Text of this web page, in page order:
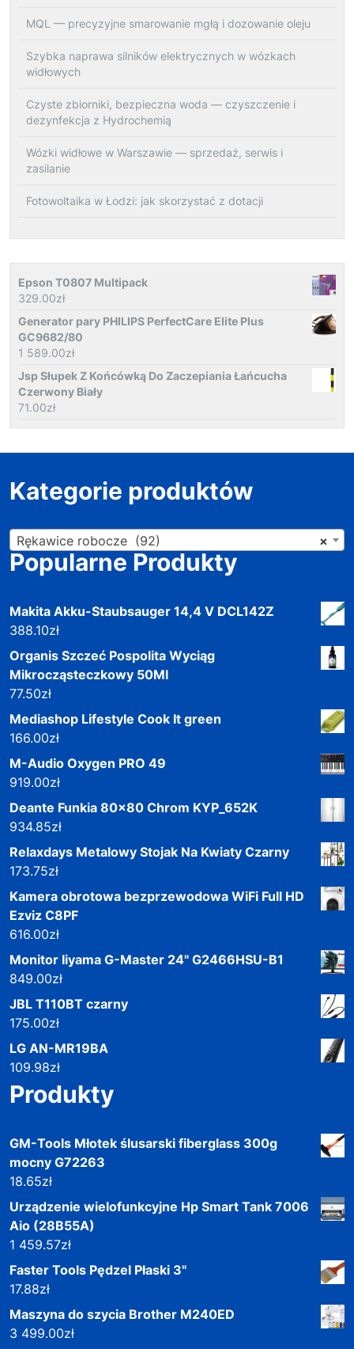
MQL — precyzyjne smarowanie mgłą i dozowanie oleju
Szybka naprawa silników elektrycznych w wózkach
widłowych
Czyste zbiorniki, bezpieczna woda — czyszczenie i
dezynfekcja z Hydrochemią
Wózki widłowe w Warszawie — sprzedaż, serwis i
zasilanie
Fotowoltaika w Łodzi: jak skorzystać z dotacji
Epson T0807 Multipack
329.00zł
Generator pary PHILIPS PerfectCare Elite Plus
GC9682/80
1 589.00zł
Jsp Słupek Z Końcówką Do Zaczepiania Łańcucha
Czerwony Biały
71.00zł
Kategorie produktów
×
Rękawice robocze (92)
Popularne Produkty
Makita Akku-Staubsauger 14,4 V DCL142Z
388.10zł
Organis Szczeć Pospolita Wyciąg
Mikrocząsteczkowy 50Ml
77.50zł
Mediashop Lifestyle Cook It green
166.00zł
M-Audio Oxygen PRO 49
919.00zł
Deante Funkia 80x80 Chrom KYP_652K
934.85zł
Relaxdays Metalowy Stojak Na Kwiaty Czarny
173.75zł
Kamera obrotowa bezprzewodowa WiFi Full HD
Ezviz C8PF
616.00zł
Monitor Iiyama G-Master 24" G2466HSU-B1
849.00zł
JBL T110BT czarny
175.00zł
LG AN-MR19BA
109.98zł
Produkty
GM-Tools Młotek ślusarski fiberglass 300g
mocny G72263
18.65zł
Urządzenie wielofunkcyjne Hp Smart Tank 7006
Aio (28B55A)
1 459.57zł
Faster Tools Pędzel Płaski 3"
17.88zł
Maszyna do szycia Brother M240ED
3 499.00zł